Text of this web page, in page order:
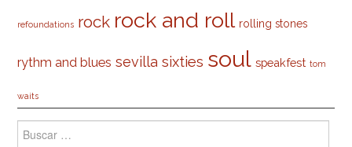
refoundations rock rock and roll rolling stones
rythm and blues sevilla sixties soul speakfest tom
waits
Buscar: